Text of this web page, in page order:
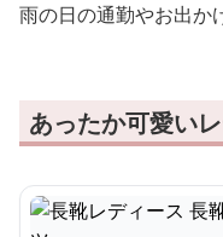
雨の日の通勤やお出か
あったか可愛い